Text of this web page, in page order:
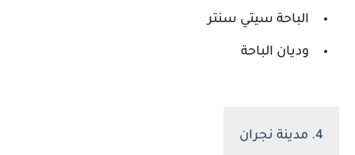
الباحة سيتي سنتر
وديان الباحة
4. مدينة نجران